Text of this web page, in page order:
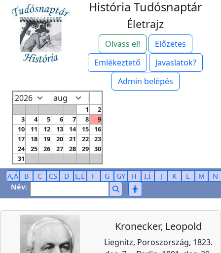
História Tudósnaptár
Életrajz
Olvass el!
Előzetes
Emlékeztető
Javaslatok?
Admin belépés
1
2
3
4 5 6 7 8
9
10
11 12 13 14 15
16
17
18 19 20 21 22
23
24
25 26 27 28 29
30
31
A,Á B C CS D E,É F G GY H I,Í J K L M
N
Név:
Kronecker, Leopold
Liegnitz, Poroszország, 1823.